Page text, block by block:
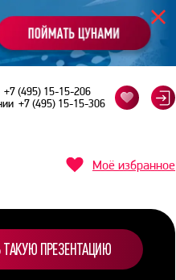
+7 (495) 15-15-206
+7 (495) 15-15-306
Моё избранное
ТАКУЮ ПРЕЗЕНТАЦИЮ